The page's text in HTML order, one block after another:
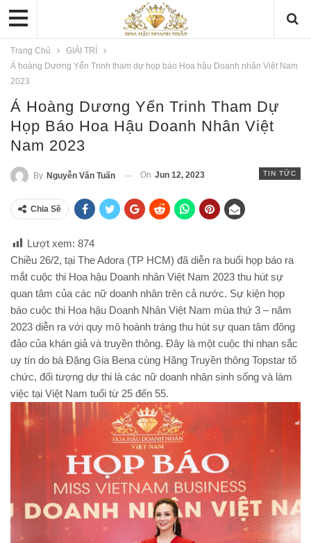
Trang Chủ
GIẢI TRÍ
Á hoàng Dương Yến Trinh tham dự họp báo Hoa hậu Doanh nhân Việt Nam
2023
Á Hoàng Dương Yến Trinh Tham Dự
Họp Báo Hoa Hậu Doanh Nhân Việt
Nam 2023
TIN TỨC
By Nguyễn Văn Tuấn On Jun 12, 2023
Chia Sẽ
Lượt xem: 874
Chiều 26/2, tại The Adora (TP HCM) đã diễn ra buổi họp báo ra
mắt cuộc thi Hoa hậu Doanh nhân Việt Nam 2023 thu hút sự
quan tâm của các nữ doanh nhân trên cả nước. Sự kiện họp
báo cuộc thi Hoa hậu Doanh Nhân Việt Nam mùa thứ 3 – năm
2023 diễn ra với quy mô hoành tráng thu hút sự quan tâm đông
đảo của khán giả và truyền thông. Đây là một cuộc thi nhan sắc
uy tín do bà Đặng Gia Bena cùng Hãng Truyền thông Topstar tổ
chức, đối tượng dự thi là các nữ doanh nhân sinh sống và làm
việc tại Việt Nam tuổi từ 25 đến 55.